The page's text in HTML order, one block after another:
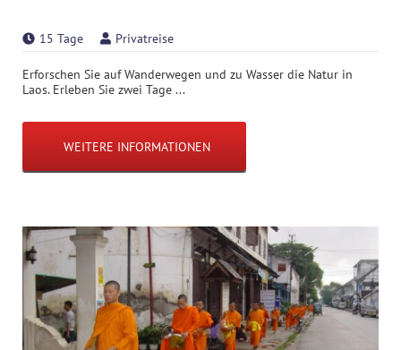
15 Tage Privatreise
Erforschen Sie auf Wanderwegen und zu Wasser die Natur in
Laos. Erleben Sie zwei Tage ...
WEITERE INFORMATIONEN